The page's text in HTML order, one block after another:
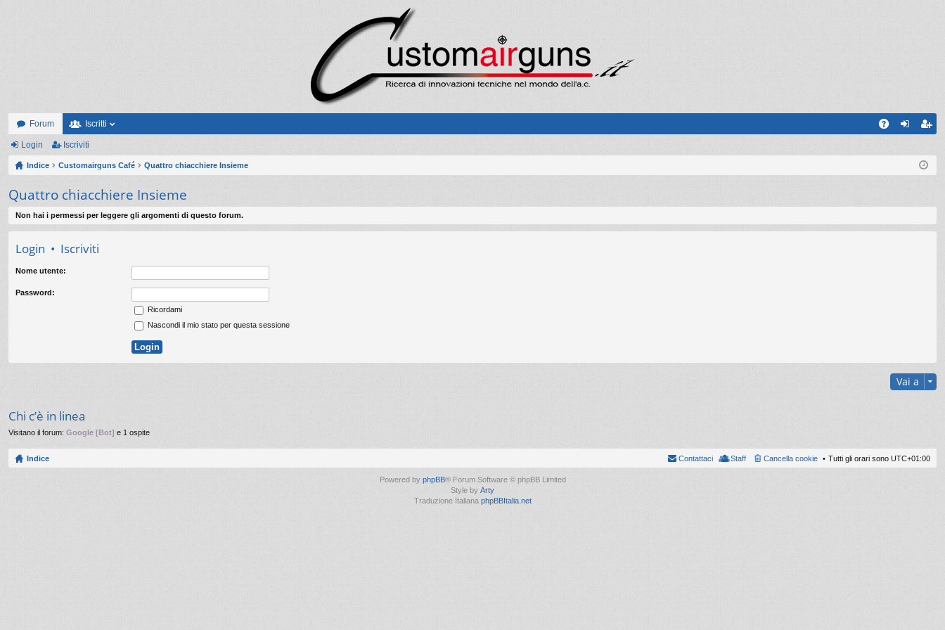
Forum Iscritti
riv
Login Iscriviti
Indice Customairguns Café Quattro chiacchiere Insieme
Quattro chiacchiere Insieme
Non hai i permessi per leggere gli argomenti di questo forum.
Login • Iscriviti
Nome utente:
Password:
Ricordami
Nascondi il mio stato per questa sessione
Vai a
Chi c’è in linea
Visitano il forum: Google [Bot] e 1 ospite
Indice Tutti gli orari sono UTC+01:00
Cancella cookie
Staff
Contattaci
Powered by phpBB® Forum Software © phpBB Limited
Style by Arty
Traduzione Italiana phpBBItalia.net